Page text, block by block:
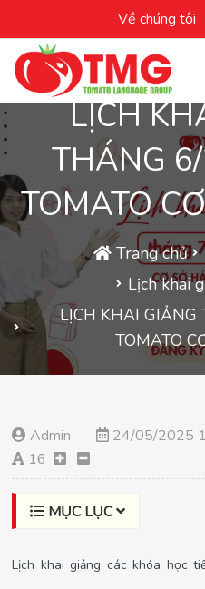
Về chúng tôi
LỊCH
THÁNG
TOMATO
Trang chủ
Lịch khai
LỊCH KHAI
TOMATO
Admin 24/05/2025
16
MỤC LỤC
Lịch khai giảng các khóa học